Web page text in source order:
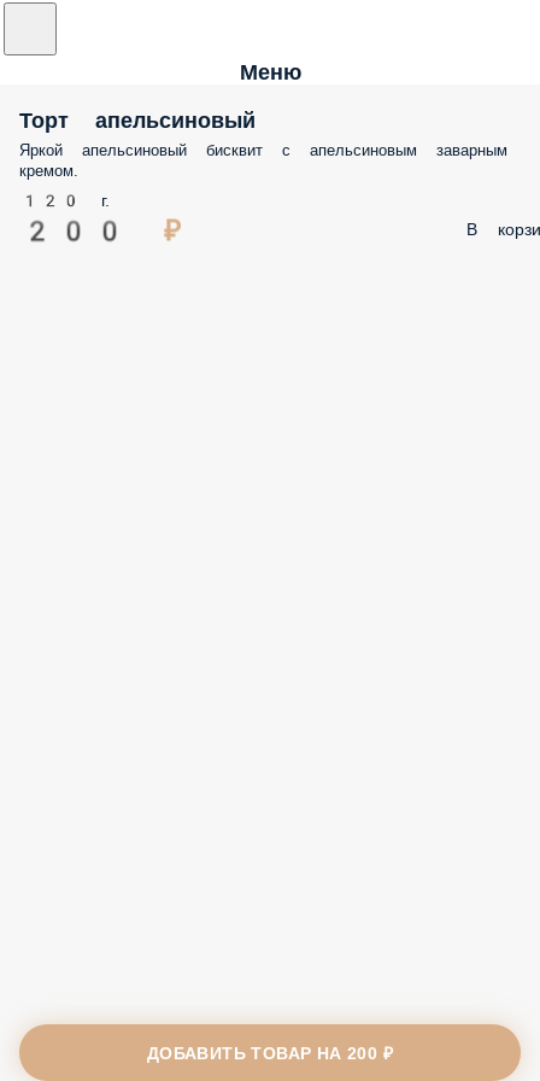
Меню
Торт апельсиновый
Яркой апельсиновый бисквит с апельсиновым заварным
кремом.
120 г.
200 ₽ В
ДОБАВИТЬ ТОВАР НА200 ₽